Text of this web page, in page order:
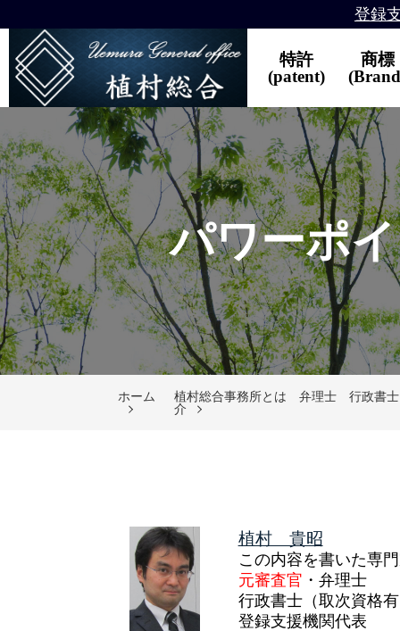
登録
特許
(patent)
商標
パワーポ
ホーム
植村総合事務所とは 弁理士 行政書
介
植村 貴昭
この内容を書いた専
元審査官 ・弁理士
行政書士（取次資格有
登録支援機関代表